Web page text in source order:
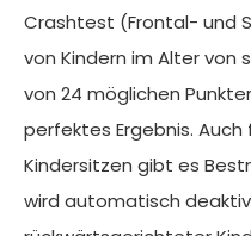
Crashtest (Frontal- und
von Kindern im Alter von
von 24 möglichen
perfektes Ergebnis. Auch
Kindersitzen gibt es
wird automatisch